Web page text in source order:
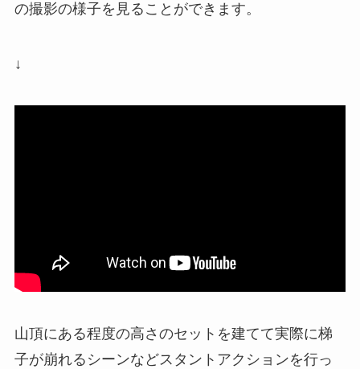
の撮影の様子を見ることができます。
↓
山頂にある程度の高さのセットを建てて実際に梯
子が崩れるシーンなどスタントアクションを行っ